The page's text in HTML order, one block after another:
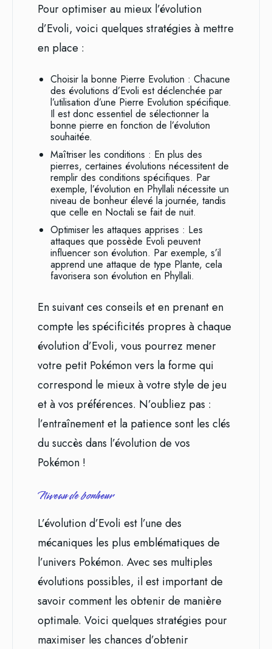
Pour optimiser au mieux l’évolution
d’Evoli, voici quelques stratégies à mettre
en place :
Choisir la bonne Pierre Evolution : Chacune
des évolutions d’Evoli est déclenchée par
l’utilisation d’une Pierre Evolution spécifique.
Il est donc essentiel de sélectionner la
bonne pierre en fonction de l’évolution
souhaitée.
Maîtriser les conditions : En plus des
pierres, certaines évolutions nécessitent de
remplir des conditions spécifiques. Par
exemple, l’évolution en Phyllali nécessite un
niveau de bonheur élevé la journée, tandis
que celle en Noctali se fait de nuit.
Optimiser les attaques apprises : Les
attaques que possède Evoli peuvent
influencer son évolution. Par exemple, s’il
apprend une attaque de type Plante, cela
favorisera son évolution en Phyllali.
En suivant ces conseils et en prenant en
compte les spécificités propres à chaque
évolution d’Evoli, vous pourrez mener
votre petit Pokémon vers la forme qui
correspond le mieux à votre style de jeu
et à vos préférences. N’oubliez pas :
l’entraînement et la patience sont les clés
du succès dans l’évolution de vos
Pokémon !
Niveau de bonheur
L’évolution d’Evoli est l’une des
mécaniques les plus emblématiques de
l’univers Pokémon. Avec ses multiples
évolutions possibles, il est important de
savoir comment les obtenir de manière
optimale. Voici quelques stratégies pour
maximiser les chances d’obtenir